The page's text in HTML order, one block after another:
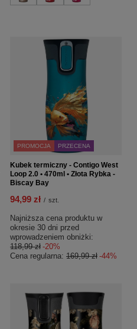
PROMOCJA PRZECENA
Kubek termiczny - Contigo West
Loop 2.0 • 470ml • Złota Rybka -
Biscay Bay
94,99 zł / szt.
Najniższa cena produktu w
okresie 30 dni przed
wprowadzeniem obniżki:
118,99 zł -20%
Cena regularna: 169,99 zł -44%